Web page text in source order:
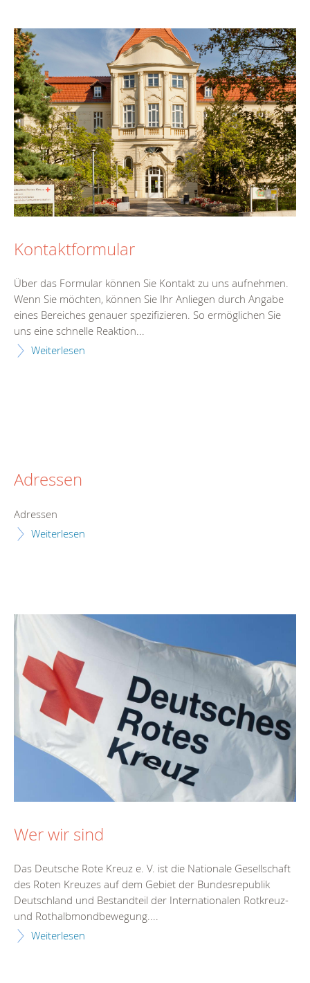
Kontaktformular
Über das Formular können Sie Kontakt zu uns aufnehmen.
Wenn Sie möchten, können Sie Ihr Anliegen durch Angabe
eines Bereiches genauer spezifizieren. So ermöglichen Sie
uns eine schnelle Reaktion...
Weiterlesen
Adressen
Adressen
Weiterlesen
Wer wir sind
Das Deutsche Rote Kreuz e. V. ist die Nationale Gesellschaft
des Roten Kreuzes auf dem Gebiet der Bundesrepublik
Deutschland und Bestandteil der Internationalen Rotkreuz-
und Rothalbmondbewegung....
Weiterlesen